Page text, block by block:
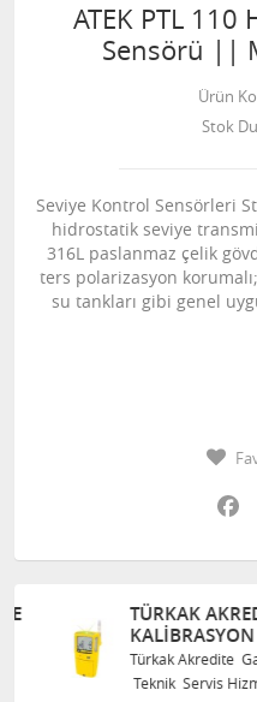
ATEK PTL
Sensörü ||
Ürün
Stok
Seviye Kontrol Sensörleri
hidrostatik seviye
316L paslanmaz çelik
ters polarizasyon
su tankları gibi genel
TÜRKAK
KALIBRASYON
Türkak Akredite Gaz
Teknik Servis